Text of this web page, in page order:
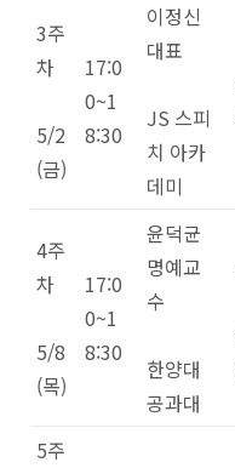
3주
차
5/2
(금)
17:0
0~1
8:30
이정신
대표
JS 스피
치 아카
데미
4주
차
5/8
(목)
17:0
0~1
8:30
윤덕균
명예교
수
한양대
공과대
5주